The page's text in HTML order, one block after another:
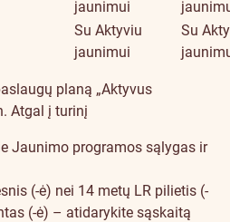
jaunimui
Su Aktyviu
jaunimui
Su
planą „Aktyvus
Atgal į turinį
Jaunimo programos sąlygas ir
(-ė) nei 14 metų LR pilietis (-
(-ė) – atidarykite sąskaitą